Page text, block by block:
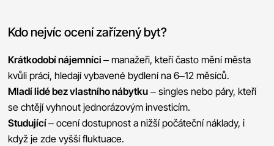
Kdo nejvíc ocení zařízený byt?
Krátkodobí nájemníci– manažeři, kteří často mění města
kvůli práci, hledají vybavené bydlení na 6–12 měsíců.
Mladí lidé bez vlastního nábytku – singles nebo páry, kteří
se chtějí vyhnout jednorázovým investicím.
Studující– ocení dostupnost a nižší počáteční náklady, i
když je zde vyšší fluktuace.